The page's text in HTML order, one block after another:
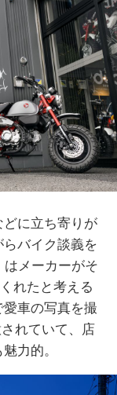
に立ち寄りが
バイク談義を
はメーカーがそ
れたと考える
車の写真を撮
れていて、店
力的。